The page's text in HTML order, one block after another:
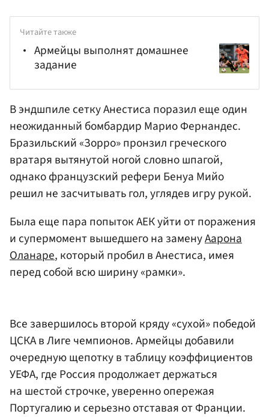
Читайте также
Армейцы выполнят домашнее
задание
В эндшпиле сетку Анестиса поразил еще один
неожиданный бомбардир Марио Фернандес.
Бразильский «Зорро» пронзил греческого
вратаря вытянутой ногой словно шпагой,
однако французский рефери Бенуа Мийо
решил не засчитывать гол, углядев игру рукой.
Была еще пара попыток АЕК уйти от поражения
и супермомент вышедшего на заменуАарона
Оланаре, который пробил в Анестиса, имея
перед собой всю ширину «рамки».
Все завершилось второй кряду «сухой» победой
ЦСКА в Лиге чемпионов. Армейцы добавили
очередную щепотку в таблицу коэффициентов
УЕФА, где Россия продолжает держаться
на шестой строчке, уверенно опережая
Португалию и серьезно отставая от Франции.